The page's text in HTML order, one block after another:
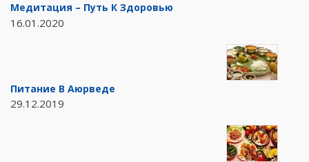
Медитация – Путь К Здоровью
16.01.2020
Питание В Аюрведе
29.12.2019